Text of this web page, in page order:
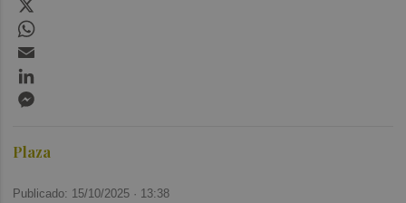
Plaza
Publicado: 15/10/2025 · 13:38